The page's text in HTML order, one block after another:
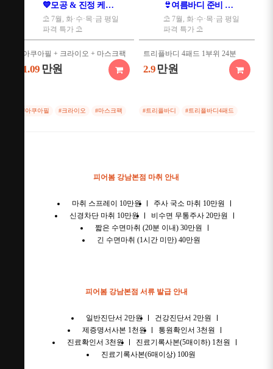
💙모공 & 진정 케어 특가💙
⛱️ 7월, 화·수·목·금 평일
파격 특가 ⛱️
아쿠아필 + 크라이오 + 마스크팩
1.09 만원
#아쿠아필 #크라이오 #마스크팩
👙여름바디 준비 패키지👙
⛱️ 7월, 화·수·목·금 평일
파격 특가 ⛱️
트리플바디 4패드 1부위 24분
2.9 만원
#트리플바디 #트리플바디4패드
피어봄 강남본점 마취 안내
마취 스프레이 10만원
주사 국소 마취 10만원
신경차단 마취 10만원
비수면 무통주사 20만원
짧은 수면마취 (20분 이내) 30만원
긴 수면마취 (1시간 미만) 40만원
피어봄 강남본점 서류 발급 안내
일반진단서 2만원
건강진단서 2만원
제증명서사본 1천원
통원확인서 3천원
진료확인서 3천원
진료기록사본(5매이하) 1천원
진료기록사본(6매이상) 100원